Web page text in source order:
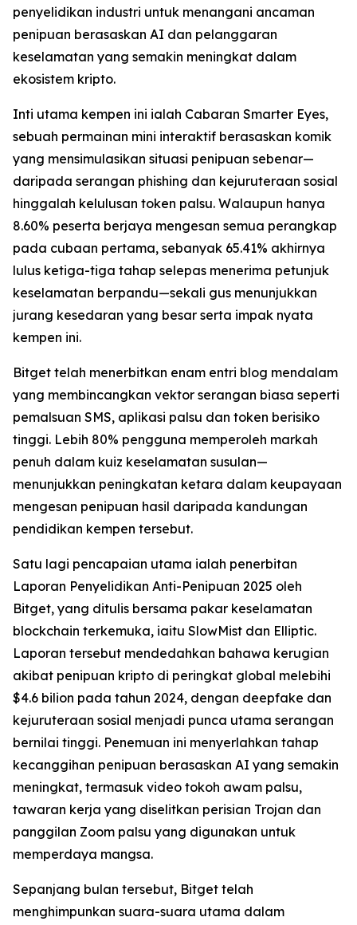
penyelidikan industri untuk menangani ancaman
penipuan berasaskan AI dan pelanggaran
keselamatan yang semakin meningkat dalam
ekosistem kripto.
Inti utama kempen ini ialah Cabaran Smarter Eyes,
sebuah permainan mini interaktif berasaskan komik
yang mensimulasikan situasi penipuan sebenar—
daripada serangan phishing dan kejuruteraan sosial
hinggalah kelulusan token palsu. Walaupun hanya
8.60% peserta berjaya mengesan semua perangkap
pada cubaan pertama, sebanyak 65.41% akhirnya
lulus ketiga-tiga tahap selepas menerima petunjuk
keselamatan berpandu—sekali gus menunjukkan
jurang kesedaran yang besar serta impak nyata
kempen ini.
Bitget telah menerbitkan enam entri blog mendalam
yang membincangkan vektor serangan biasa seperti
pemalsuan SMS, aplikasi palsu dan token berisiko
tinggi. Lebih 80% pengguna memperoleh markah
penuh dalam kuiz keselamatan susulan—
menunjukkan peningkatan ketara dalam keupayaan
mengesan penipuan hasil daripada kandungan
pendidikan kempen tersebut.
Satu lagi pencapaian utama ialah penerbitan
Laporan Penyelidikan Anti-Penipuan 2025 oleh
Bitget, yang ditulis bersama pakar keselamatan
blockchain terkemuka, iaitu SlowMist dan Elliptic.
Laporan tersebut mendedahkan bahawa kerugian
akibat penipuan kripto di peringkat global melebihi
$4.6 bilion pada tahun 2024, dengan deepfake dan
kejuruteraan sosial menjadi punca utama serangan
bernilai tinggi. Penemuan ini menyerlahkan tahap
kecanggihan penipuan berasaskan AI yang semakin
meningkat, termasuk video tokoh awam palsu,
tawaran kerja yang diselitkan perisian Trojan dan
panggilan Zoom palsu yang digunakan untuk
memperdaya mangsa.
Sepanjang bulan tersebut, Bitget telah
menghimpunkan suara-suara utama dalam